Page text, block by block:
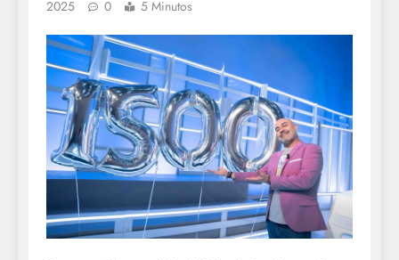
2025
0 5 Minutos